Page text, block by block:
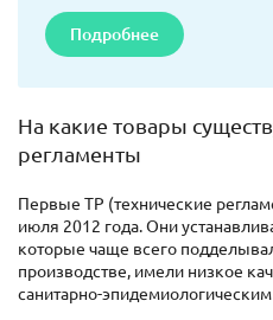
Подробнее
На какие товары
регламенты
Первые ТР (технические
июля 2012 года. Они
которые чаще всего
производстве, имели низкое
санитарно-